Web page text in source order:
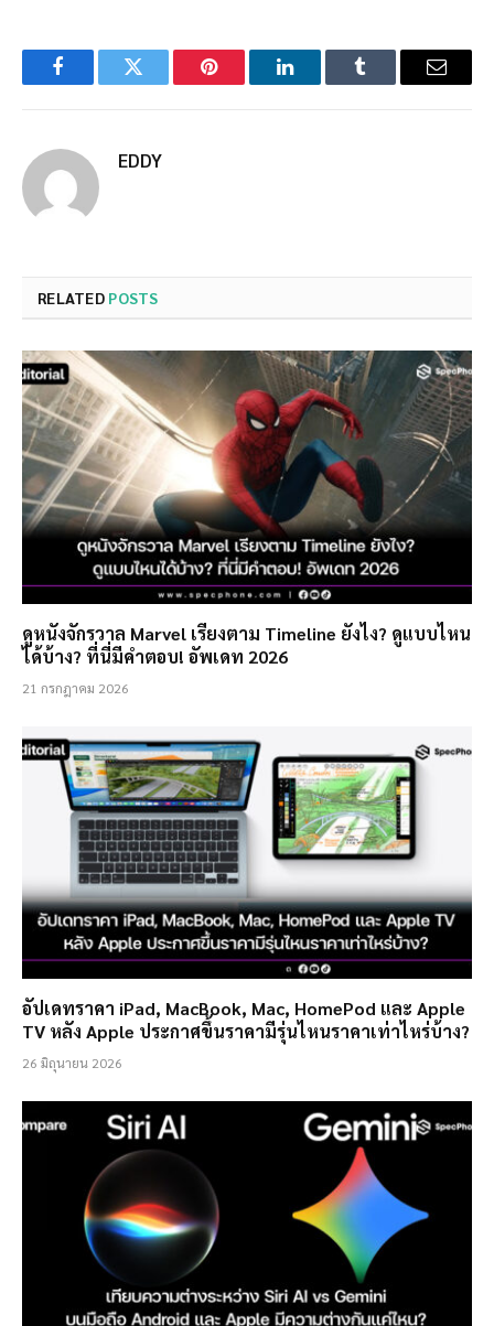
FacebookTwitter Pinterest LinkedInTumblr Email
EDDY
RELATED POSTS
ดูหนังจักรวาล Marvel เรียงตาม Timeline ยังไง? ดูแบบไหน
ได้บ้าง? ที่นี่มีคำตอบ! อัพเดท 2026
21 กรกฎาคม 2026
อัปเดทราคา iPad, MacBook, Mac, HomePod และ Apple
TV หลัง Apple ประกาศขึ้นราคามีรุ่นไหนราคาเท่าไหร่บ้าง?
26 มิถุนายน 2026